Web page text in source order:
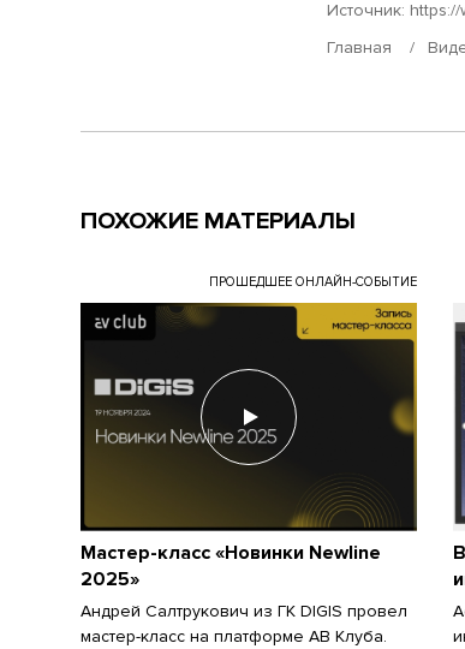
Источник: https://
Главная
ПОХОЖИЕ МАТЕРИАЛЫ
ПРОШЕДШЕЕ ОНЛАЙН-СОБЫТИЕ
Мастер-класс «Новинки Newline
2025»
Андрей Салтрукович из ГК DIGIS провел
мастер-класс на платформе АВ Клуба.